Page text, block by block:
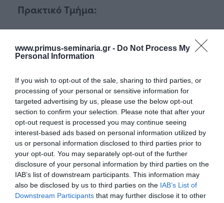
www.primus-seminaria.gr - Do Not Process My
Personal Information
If you wish to opt-out of the sale, sharing to third parties, or
processing of your personal or sensitive information for
targeted advertising by us, please use the below opt-out
section to confirm your selection. Please note that after your
opt-out request is processed you may continue seeing
interest-based ads based on personal information utilized by
us or personal information disclosed to third parties prior to
your opt-out. You may separately opt-out of the further
disclosure of your personal information by third parties on the
IAB’s list of downstream participants. This information may
also be disclosed by us to third parties on the IAB’s List of
Downstream Participants that may further disclose it to other
Πρακτικό Τμήμα:
Gantt και PERT
Βασική χρήση του MS Project
Δημιουργία του Project File
Σύνδεση και μεταβολή Στόχων
Lag Lead Time
Σκιαγράφηση Έργου
Προσαρμογή Κλίμακας Χρόνου
Διαχείριση Πόρων
Κατανομή Πόρων